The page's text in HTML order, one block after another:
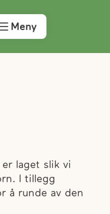
Meny
laget slik vi
I tillegg
å runde av den